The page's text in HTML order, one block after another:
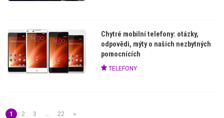
Chytré mobilní telefony: otázky,
odpovědi, mýty o našich nezbytných
pomocnících
TELEFONY
1 2 3 22 »